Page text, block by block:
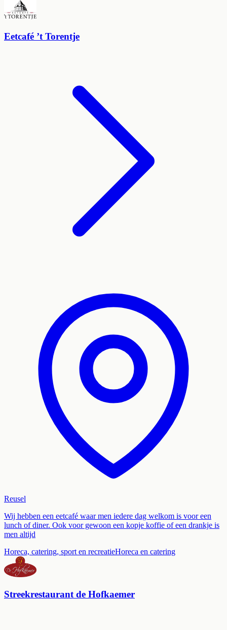
Eetcafé ’t Torentje
Reusel
Wij hebben een eetcafé waar men iedere dag welkom is voor een
lunch of diner. Ook voor gewoon een kopje koffie of een drankje is
men altijd
Horeca, catering, sport en recreatieHoreca en catering
Streekrestaurant de Hofkaemer